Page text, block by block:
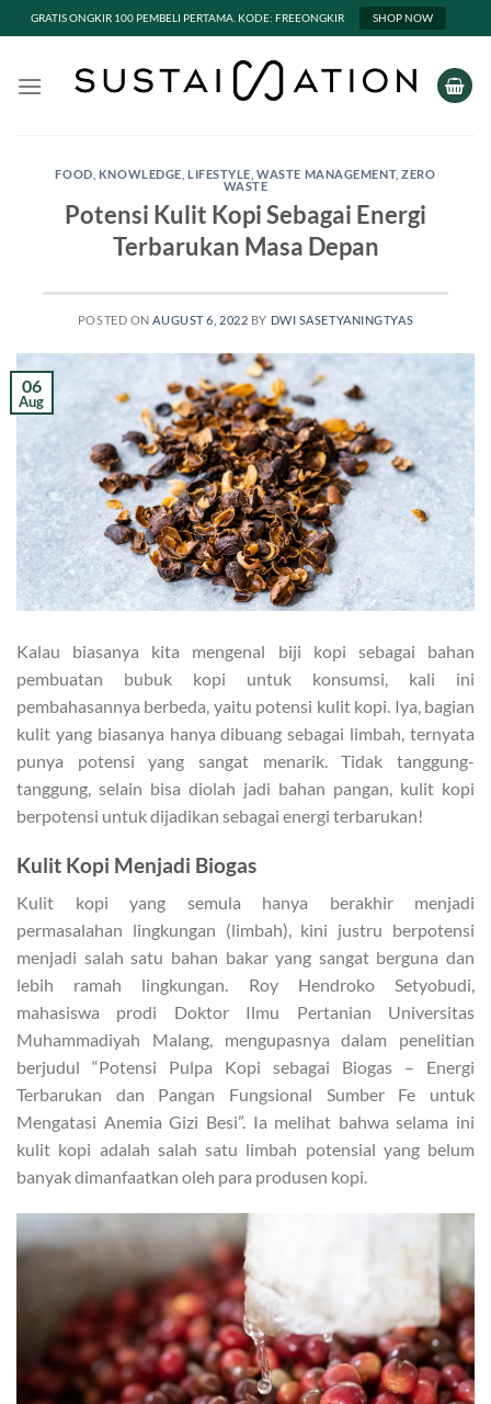
GRATIS ONGKIR 100 PEMBELI PERTAMA. KODE: FREEONGKIR SHOP NOW
FOOD KNOWLEDGE ,LIFESTYLE ,WASTE MANAGEMENT,ZERO
WASTE
Potensi Kulit Kopi Sebagai Energi
Terbarukan Masa Depan
POSTED ONAUGUST 6, 2022 BY DWI SASETYANINGTYAS
06
Aug
Kalau biasanya kita mengenal biji kopi sebagai bahan
pembuatan bubuk kopi untuk konsumsi, kali ini
pembahasannya berbeda, yaitu potensi kulit kopi. Iya, bagian
kulit yang biasanya hanya dibuang sebagai limbah, ternyata
punya potensi yang sangat menarik. Tidak tanggung-
tanggung, selain bisa diolah jadi bahan pangan, kulit kopi
berpotensi untuk dijadikan sebagai energi terbarukan!
Kulit Kopi Menjadi Biogas
Kulit kopi yang semula hanya berakhir menjadi
permasalahan lingkungan (limbah), kini justru berpotensi
menjadi salah satu bahan bakar yang sangat berguna dan
lebih ramah lingkungan. Roy Hendroko Setyobudi,
mahasiswa prodi Doktor Ilmu Pertanian Universitas
Muhammadiyah Malang, mengupasnya dalam penelitian
berjudul “Potensi Pulpa Kopi sebagai Biogas – Energi
Terbarukan dan Pangan Fungsional Sumber Fe untuk
Mengatasi Anemia Gizi Besi”. Ia melihat bahwa selama ini
kulit kopi adalah salah satu limbah potensial yang belum
banyak dimanfaatkan oleh para produsen kopi.